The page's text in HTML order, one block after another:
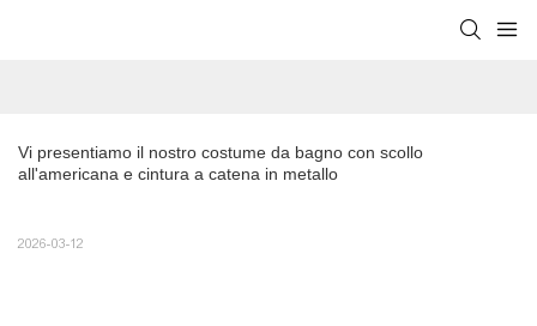
Vi presentiamo il nostro costume da bagno con scollo
all'americana e cintura a catena in metallo
2026-03-12